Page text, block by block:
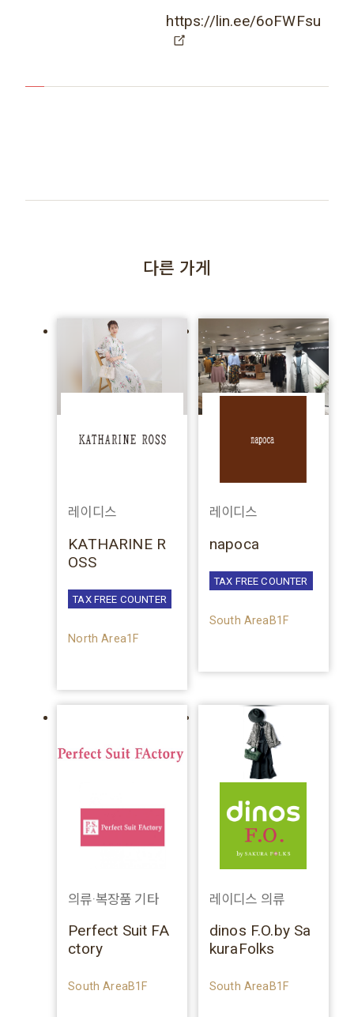
https://lin.ee/6oFWFsu
다른 가게
레이디스
KATHARINE R
OSS
TAX FREE COUNTER
North Area1F
레이디스
napoca
TAX FREE COUNTER
South AreaB1F
의류·복장품 기타
Perfect Suit FA
ctory
South AreaB1F
레이디스 의류
dinos F.O.by Sa
kuraFolks
South AreaB1F